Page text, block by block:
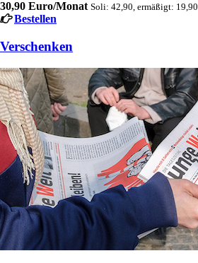
30,90 Euro/Monat Soli: 42,90, ermäßigt: 19,90
Bestellen
Verschenken